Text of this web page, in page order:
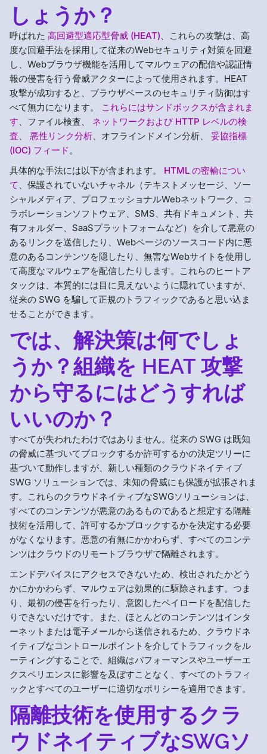
しょうか？
呼ばれた 高回避型適応型脅威 (HEAT)、これらの攻撃は、高
度な回避手法を採用して従来のWebセキュリティ対策を回避
し、Webブラウザ機能を活用してマルウェアの配信や認証情
報の侵害を行う脅威アクターによって使用されます。HEAT
攻撃が成功すると、ブラウザベースのセキュリティ防御はす
べて無力になります。
これらにはサンドボックスが含まれま
す、ファイル検査、 ネットワークおよび HTTP レベルの検
査、 悪性リンク分析、オフラインドメイン分析、 妥協指標
(IOC) フィード。
具体的な手法には以下が含まれます。 HTML の密輸につい
て 、保護されていないチャネル（テキストメッセージ、ソー
シャルメディア、プロフェッショナルWebネットワーク、コ
ラボレーションソフトウェア、SMS、共有ドキュメント、共
有フォルダー、SaaSプラットフォームなど）を介して悪意の
あるリンクを送信したり、Webページのソースコード内に悪
意のあるコンテンツを隠したり、無害なWebサイトを使用し
て高度なマルウェアを配信したりします。これらのヒートア
タックは、本質的には目に見えないように隠れていますが、
従来の SWG を騙して正規のトラフィックであると思い込ま
せることができます。
では、解決策は何でしょ
うか？組織を HEAT 攻撃
から守るにはどうすれば
いいのか？
すべてが失われたわけではありません。従来の SWG は既知
の脅威に基づいてブロックするか許可するかの決定ツリーに
基づいて動作しますが、新しい種類のクラウドネイティブ
SWG ソリューションでは、未知の脅威にも保護が拡張されま
す。これらのクラウドネイティブなSWGソリューションは、
すべてのコンテンツが悪意のあるものであると想定する隔離
技術を活用して、許可するかブロックするかを決定する必要
がなくなります。悪意の有無にかかわらず、すべてのコンテ
ンツはクラウドのリモートブラウザで隔離されます。
エンドデバイスにアクセスできないため、検出されたかどう
かにかかわらず、マルウェアは効果的に駆除されます。つま
り、最初の侵害を行ったり、意図したペイロードを配信した
りできないだけです。また、ほとんどのコンテンツはインタ
ーネットまたは電子メールから送信されるため、クラウドネ
イティブなコントロールポイントを介してトラフィックをル
ーティングすることで、組織はパフォーマンスやユーザーエ
クスペリエンスに影響を及ぼすことなく、すべてのトラフィ
ックとすべてのユーザーに適切なポリシーを適用できます。
隔離技術を使用するクラ
ウドネイティブなSWGソ